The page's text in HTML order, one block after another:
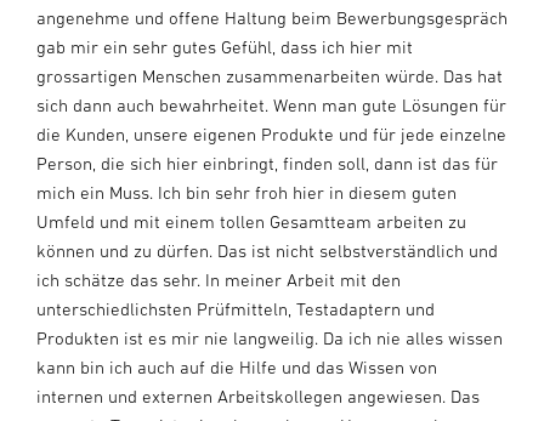
angenehme und offene Haltung beim Bewerbungsgespräch
gab mir ein sehr gutes Gefühl, dass ich hier mit
grossartigen Menschen zusammenarbeiten würde. Das hat
sich dann auch bewahrheitet. Wenn man gute Lösungen für
die Kunden, unsere eigenen Produkte und für jede einzelne
Person, die sich hier einbringt, finden soll, dann ist das für
mich ein Muss. Ich bin sehr froh hier in diesem guten
Umfeld und mit einem tollen Gesamtteam arbeiten zu
können und zu dürfen. Das ist nicht selbstverständlich und
ich schätze das sehr. In meiner Arbeit mit den
unterschiedlichsten Prüfmitteln, Testadaptern und
Produkten ist es mir nie langweilig. Da ich nie alles wissen
kann bin ich auch auf die Hilfe und das Wissen von
internen und externen Arbeitskollegen angewiesen. Das